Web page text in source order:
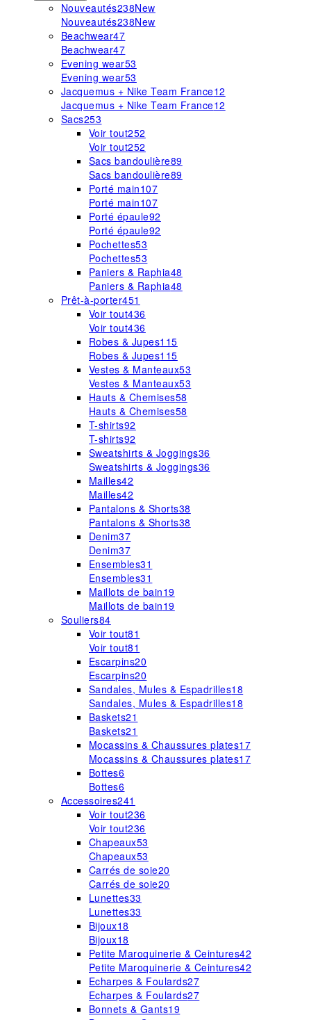
Nouveautés238New
Nouveautés238New
Beachwear47
Beachwear47
Evening wear53
Evening wear53
Jacquemus + Nike Team France12
Jacquemus + Nike Team France12
Sacs253
Voir tout252
Voir tout252
Sacs bandoulière89
Sacs bandoulière89
Porté main107
Porté main107
Porté épaule92
Porté épaule92
Pochettes53
Pochettes53
Paniers & Raphia48
Paniers & Raphia48
Prêt-à-porter451
Voir tout436
Voir tout436
Robes & Jupes115
Robes & Jupes115
Vestes & Manteaux53
Vestes & Manteaux53
Hauts & Chemises58
Hauts & Chemises58
T-shirts92
T-shirts92
Sweatshirts & Joggings36
Sweatshirts & Joggings36
Mailles42
Mailles42
Pantalons & Shorts38
Pantalons & Shorts38
Denim37
Denim37
Ensembles31
Ensembles31
Maillots de bain19
Maillots de bain19
Souliers84
Voir tout81
Voir tout81
Escarpins20
Escarpins20
Sandales, Mules & Espadrilles18
Sandales, Mules & Espadrilles18
Baskets21
Baskets21
Mocassins & Chaussures plates17
Mocassins & Chaussures plates17
Bottes6
Bottes6
Accessoires241
Voir tout236
Voir tout236
Chapeaux53
Chapeaux53
Carrés de soie20
Carrés de soie20
Lunettes33
Lunettes33
Bijoux18
Bijoux18
Petite Maroquinerie & Ceintures42
Petite Maroquinerie & Ceintures42
Echarpes & Foulards27
Echarpes & Foulards27
Bonnets & Gants19